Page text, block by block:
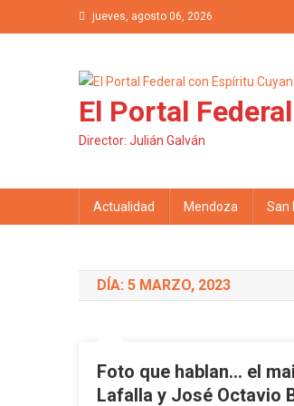
Saltar al contenidojueves, agosto 06, 2026
El Portal
Director: Julián Galván
Actualidad Mendoza San
DÍA: 5 MARZO, 2023
Foto que hablan… el
Lafalla y José Octavio